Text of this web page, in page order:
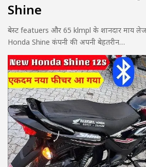
Shine
बेस्ट featuers और 65 klmpl के शानदार माय
Honda Shine कंपनी की अपनी बेहतरीन…